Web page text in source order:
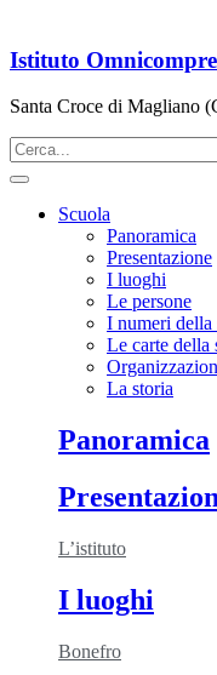
Istituto
Santa Croce di Magliano
Scuola
Panoramica
Presentazione
I luoghi
Le persone
I numeri della
Le carte della
La storia
Panoramica
L’istituto
I luoghi
Bonefro